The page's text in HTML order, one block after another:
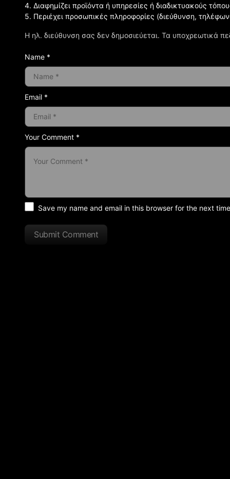
Η ηλ. διεύθυνση σας δεν δημοσιεύεται. Τα υποχρεωτικά
Your Comment *
4. Διαφημίζει προϊόντα ή υπηρεσίες ή διαδικτυακούς
5. Περιέχει προσωπικές πληροφορίες (διεύθυνση,
Name *
Email *
Save my name and email in this browser for the next
Submit Comment